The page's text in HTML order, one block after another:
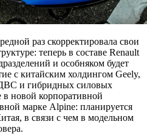
раз скорректировала свои
теперь в составе Renault
и особняком будет
с китайским холдингом Geely,
и гибридных силовых
новой корпоративной
марке Alpine: планируется
в связи с чем в модельном